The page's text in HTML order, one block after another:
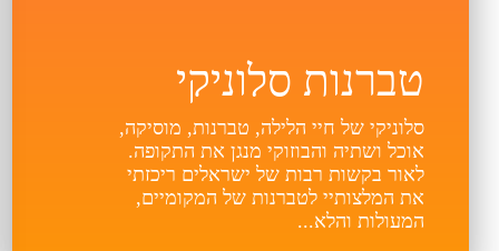
טברנות סלוניקי
סלוניקי של חיי הלילה, טברנות, מוסיקה,
אוכל ושתיה והבוזוקי מנגן את התקופה.
לאור בקשות רבות של ישראלים ריכזתי
את המלצותיי לטברנות של המקומיים,
המעולות והלא...